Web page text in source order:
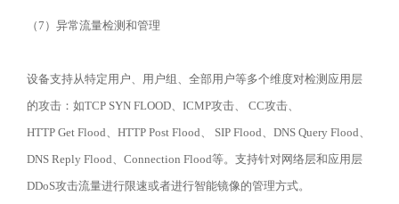
（7）异常流量检测和管理
设备支持从特定用户、用户组、全部用户等多个维度对检测应用层
的攻击：如TCP SYN FLOOD、ICMP攻击、 CC攻击、
HTTP Get Flood、HTTP Post Flood、 SIP Flood、DNS Query Flood、
DNS Reply Flood、Connection Flood等。支持针对网络层和应用层
DDoS攻击流量进行限速或者进行智能镜像的管理方式。